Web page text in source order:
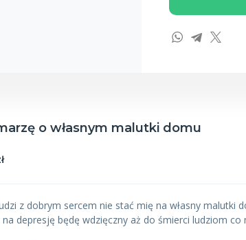
o własnym malutki domu
z dobrym sercem nie stać mię na własny malutki
depresję będę wdzięczny aż do śmierci ludziom